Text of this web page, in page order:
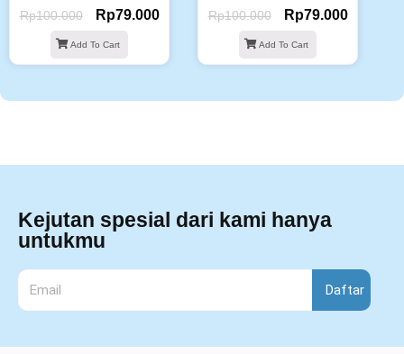
Rp100.000 Rp79.000
Add To Cart
Rp100.000 Rp79.000
Add To Cart
Kejutan spesial dari kami hanya
untukmu
Daftar